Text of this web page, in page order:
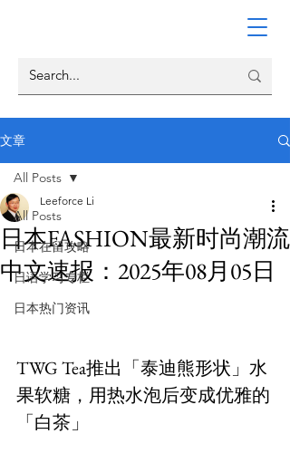
文章
All Posts
日本在留攻略
日语学习专栏
日本热门资讯
All Posts
日本FASHION最新时尚潮流
中文速报：2025年08月05日
Leeforce Li
TWG Tea推出「泰迪熊形状」水
果软糖，用热水泡后变成优雅的
「白茶」